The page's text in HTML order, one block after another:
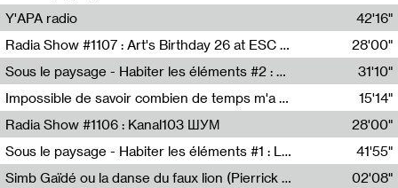
Nastassja Martin
Y'APA radio
Pierrick Mouton
42'16"
Radia Show #1107 : Art's Birthday 26 at ESC - Medien Kunst Labor
Radio Helsinki
28'00"
Sous le paysage - Habiter les éléments #2 : Vers le tournant élémentaire
Nastassja Martin
31'10"
Impossible de savoir combien de temps m'a échappé
Mélanie Blaison,Mateo Cuin
15'14"
Radia Show #1106 : Kanal103 ШУМ
Kanal103
28'00"
Sous le paysage - Habiter les éléments #1 : Les éléments et les débordements du vivant
Nastassja Martin
41'55"
Simb Gaïdé ou la danse du faux lion (Pierrick Mouton)
02'08"